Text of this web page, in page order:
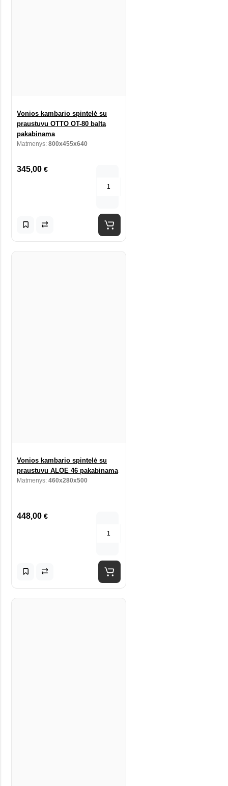
Vonios kambario spintelė su
praustuvu OTTO OT-80 balta
pakabinama
Matmenys: 800x455x640
345,00 €
Vonios kambario spintelė su
praustuvu ALOE 46 pakabinama
Matmenys: 460x280x500
448,00 €